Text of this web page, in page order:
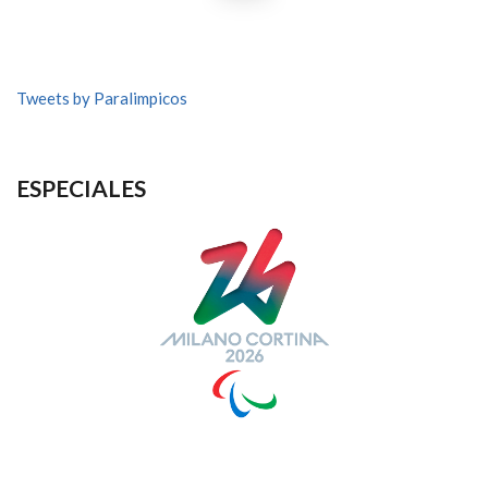
Tweets by Paralimpicos
ESPECIALES